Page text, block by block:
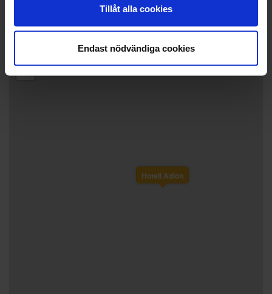
Tillåt alla cookies
Endast nödvändiga cookies
Hotell Adlon
−